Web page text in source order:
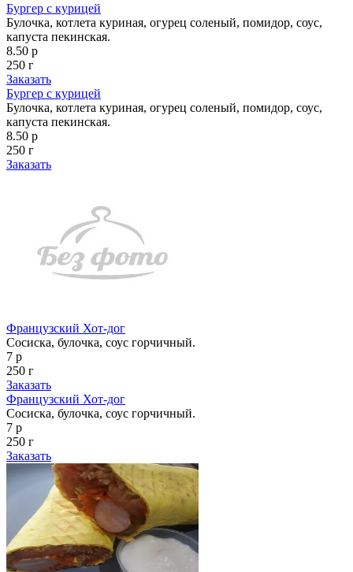
Бургер с курицей
Булочка, котлета куриная, огурец соленый, помидор, соус,
капуста пекинская.
8.50 р
250 г
Заказать
Бургер с курицей
Булочка, котлета куриная, огурец соленый, помидор, соус,
капуста пекинская.
8.50 р
250 г
Заказать
Французский Хот-дог
Сосиска, булочка, соус горчичный.
7 р
250 г
Заказать
Французский Хот-дог
Сосиска, булочка, соус горчичный.
7 р
250 г
Заказать